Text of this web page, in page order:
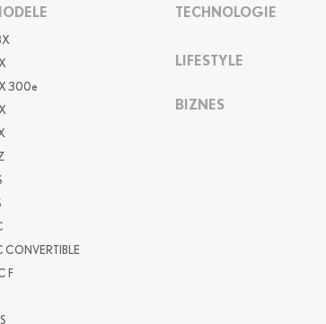
300e
CONVERTIBLE
F
TECHNOLOGIE
LIFESTYLE
BIZNES